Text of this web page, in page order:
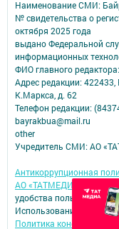
Наименование СМИ:
№ свидетельства о
октября 2025 года
выдано Федеральной
информационных
ФИО главного
Адрес редакции: 422433,
К.Маркса, д. 62
Телефон редакции:
bayrakbua@mail.ru
other
Учредитель СМИ: АО
Антикоррупционная
АО «ТАТМЕДИА»
удобства
Использование «cookie»
Политика